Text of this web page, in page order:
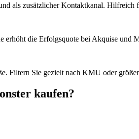
als zusätzlicher Kontaktkanal.
erhöht die Erfolgsquote bei Akquise und
Filtern Sie gezielt nach KMU oder
kaufen?